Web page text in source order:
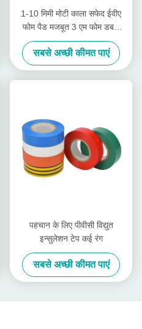
1-10 मिमी मोटी काला सफेद ईवीए
फोम पैड मजबूत 3 एम फोम डबल
साइड टेप
सबसे अच्छी कीमत पाएं
पहचान के लिए पीवीसी विद्युत
इन्सुलेशन टेप कई रंग
सबसे अच्छी कीमत पाएं